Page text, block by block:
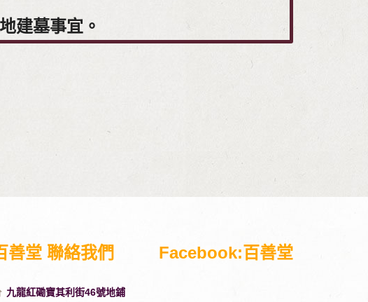
建墓事宜。
善堂 聯絡我們
九龍紅磡寶其利街46號地鋪
Facebook:百善堂